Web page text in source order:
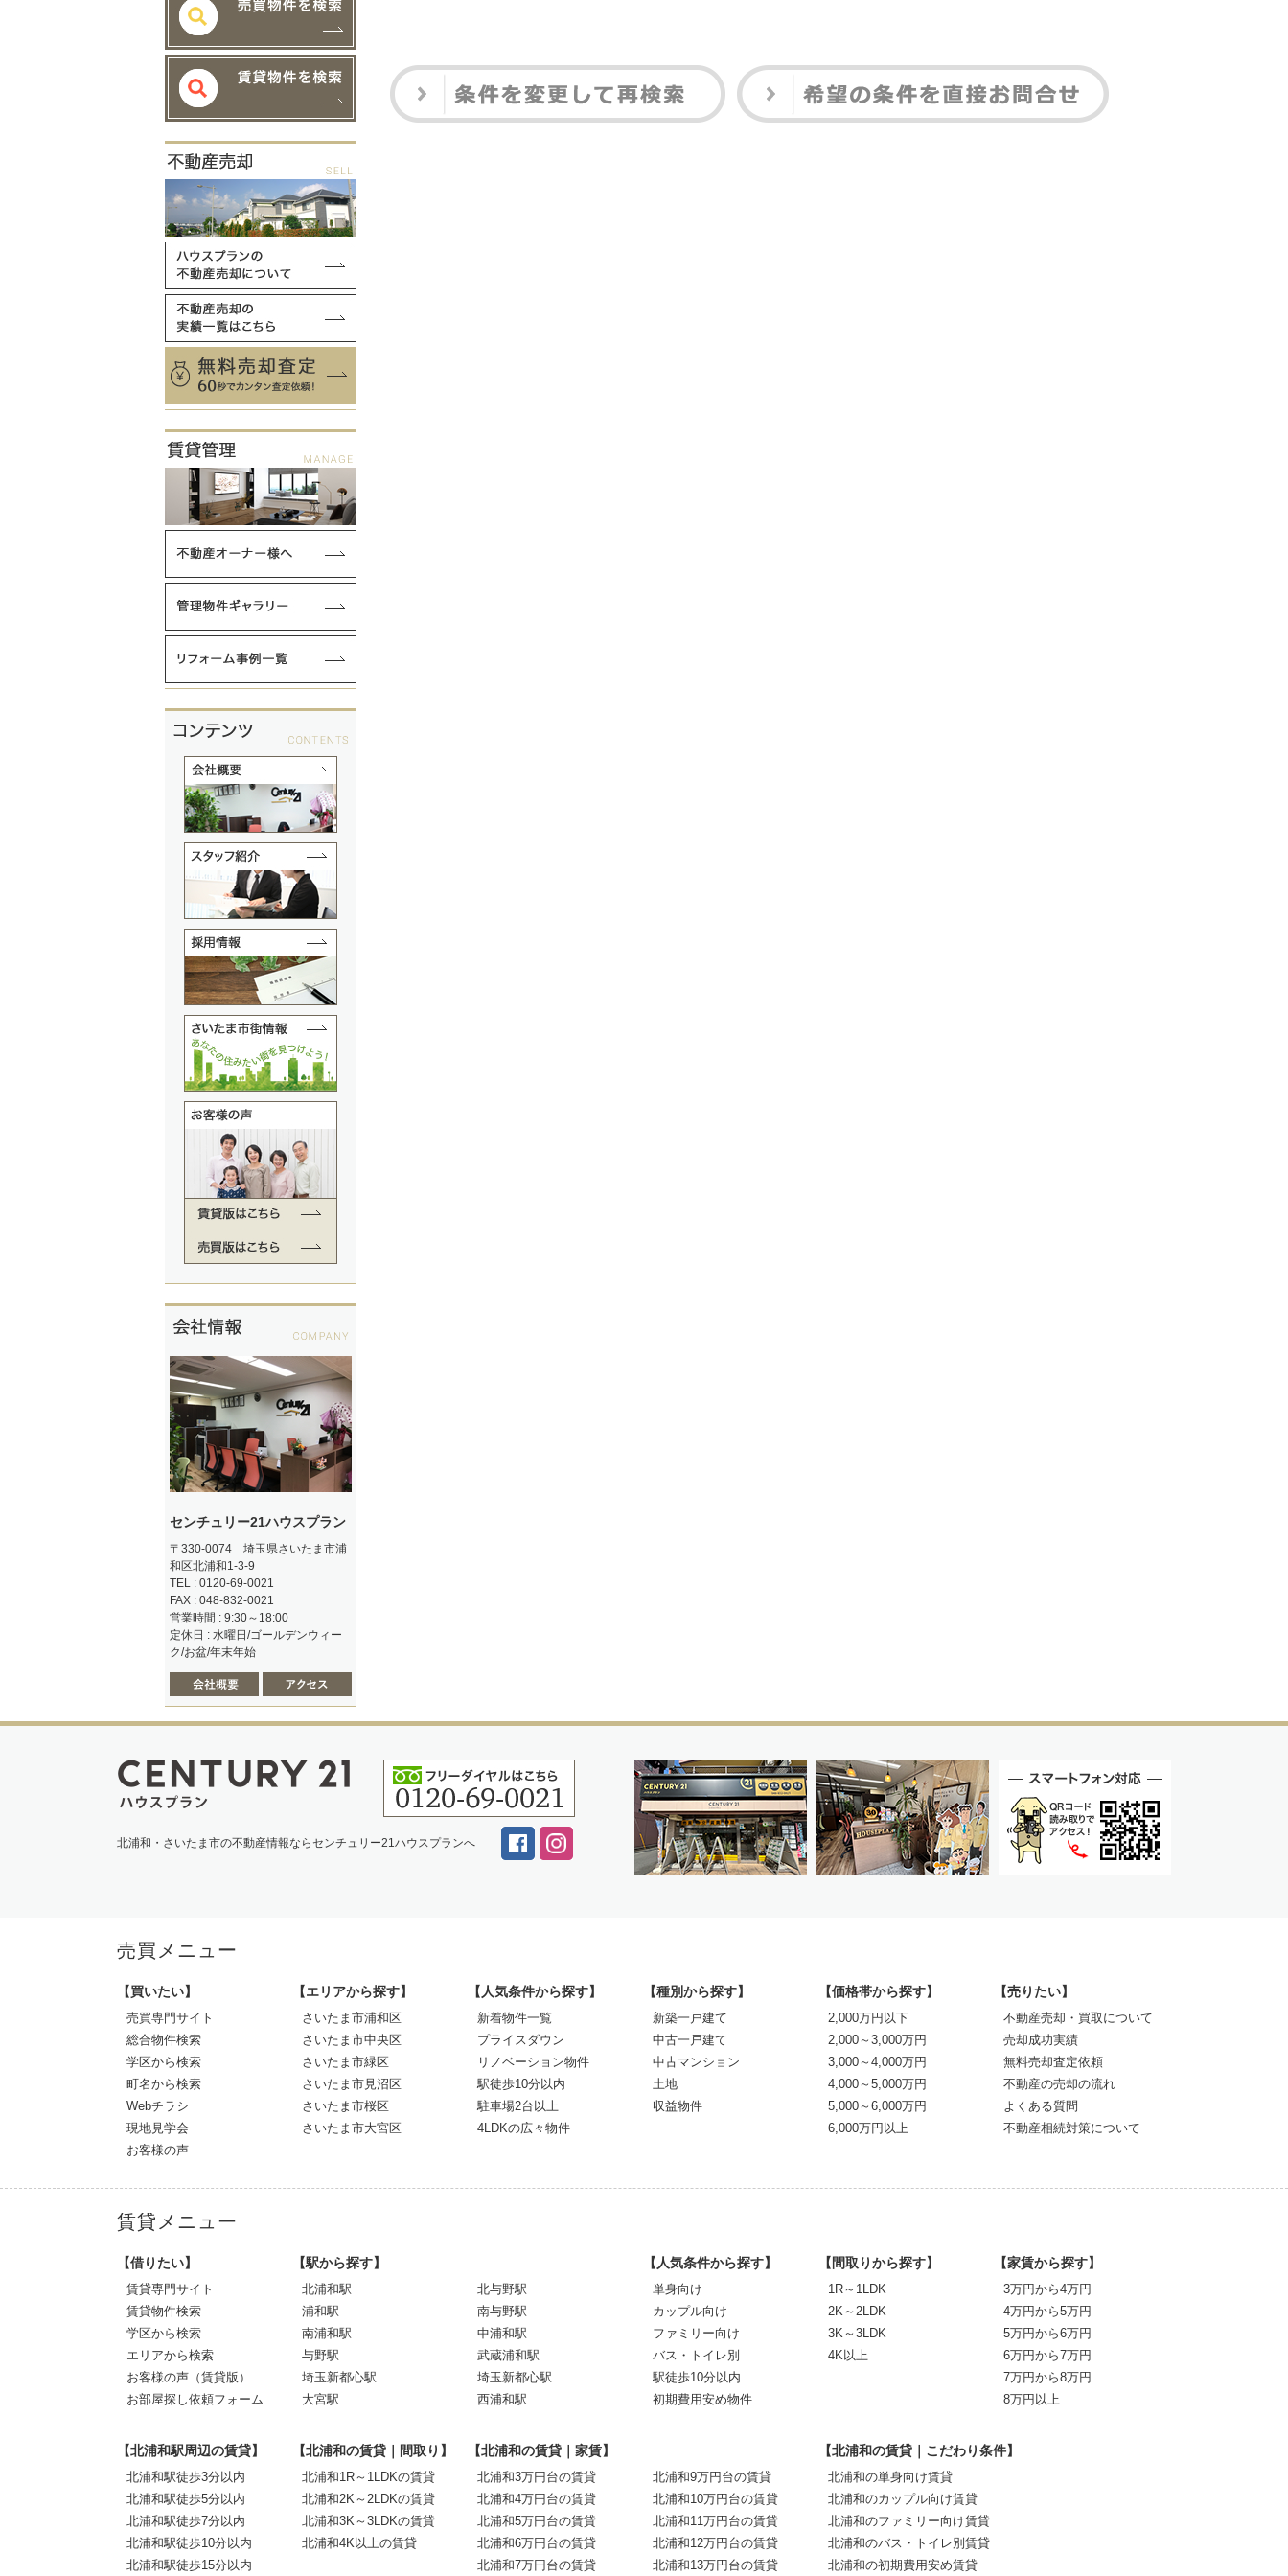
センチュリー21ハウスプラン
〒330-0074 埼玉県さいたま市浦
和区北浦和1-3-9
TEL : 0120-69-0021
FAX : 048-832-0021
営業時間 : 9:30～18:00
定休日 : 水曜日/ゴールデンウィー
ク/お盆/年末年始
北浦和・さいたま市の不動産情報ならセンチュリー21ハウスプランへ
売買メニュー
【買いたい】
売買専門サイト
総合物件検索
学区から検索
町名から検索
Webチラシ
現地見学会
お客様の声
【エリアから探す】
さいたま市浦和区
さいたま市中央区
さいたま市緑区
さいたま市見沼区
さいたま市桜区
さいたま市大宮区
【人気条件から探す】
新着物件一覧
プライスダウン
リノベーション物件
駅徒歩10分以内
駐車場2台以上
4LDKの広々物件
【種別から探す】
新築一戸建て
中古一戸建て
中古マンション
土地
収益物件
【価格帯から探す】
2,000万円以下
2,000～3,000万円
3,000～4,000万円
4,000～5,000万円
5,000～6,000万円
6,000万円以上
【売りたい】
不動産売却・買取について
売却成功実績
無料売却査定依頼
不動産の売却の流れ
よくある質問
不動産相続対策について
賃貸メニュー
【借りたい】
賃貸専門サイト
賃貸物件検索
学区から検索
エリアから検索
お客様の声（賃貸版）
お部屋探し依頼フォーム
【駅から探す】
北浦和駅
浦和駅
南浦和駅
与野駅
埼玉新都心駅
大宮駅
北与野駅
南与野駅
中浦和駅
武蔵浦和駅
埼玉新都心駅
西浦和駅
【人気条件から探す】
単身向け
カップル向け
ファミリー向け
バス・トイレ別
駅徒歩10分以内
初期費用安め物件
【間取りから探す】
1R～1LDK
2K～2LDK
3K～3LDK
4K以上
【家賃から探す】
3万円から4万円
4万円から5万円
5万円から6万円
6万円から7万円
7万円から8万円
8万円以上
【北浦和駅周辺の賃貸】
北浦和駅徒歩3分以内
北浦和駅徒歩5分以内
北浦和駅徒歩7分以内
北浦和駅徒歩10分以内
北浦和駅徒歩15分以内
【北浦和の賃貸｜間取り】
北浦和1R～1LDKの賃貸
北浦和2K～2LDKの賃貸
北浦和3K～3LDKの賃貸
北浦和4K以上の賃貸
【北浦和の賃貸｜家賃】
北浦和3万円台の賃貸
北浦和4万円台の賃貸
北浦和5万円台の賃貸
北浦和6万円台の賃貸
北浦和7万円台の賃貸
北浦和9万円台の賃貸
北浦和10万円台の賃貸
北浦和11万円台の賃貸
北浦和12万円台の賃貸
北浦和13万円台の賃貸
【北浦和の賃貸｜こだわり条件】
北浦和の単身向け賃貸
北浦和のカップル向け賃貸
北浦和のファミリー向け賃貸
北浦和のバス・トイレ別賃貸
北浦和の初期費用安め賃貸